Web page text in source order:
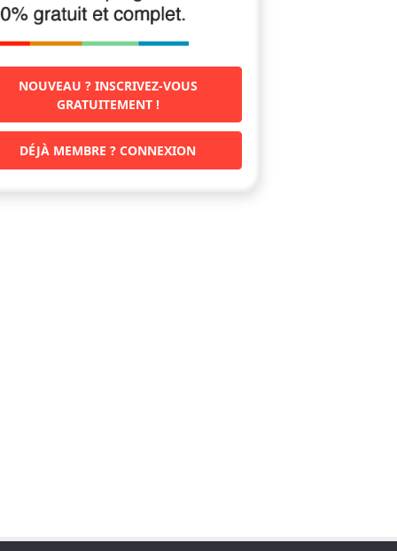
NOUVEAU ? INSCRIVEZ-VOUS
GRATUITEMENT !
DÉJÀ MEMBRE ? CONNEXION